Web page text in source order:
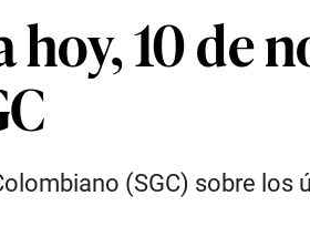
10 de
(SGC) sobre los